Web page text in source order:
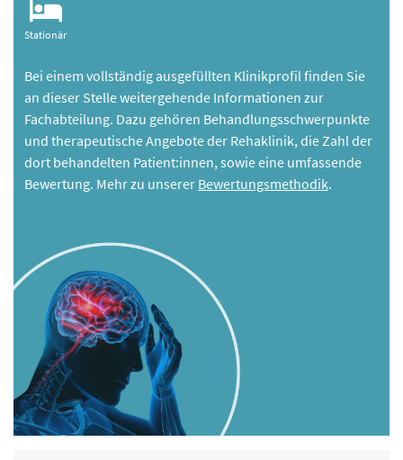
Stationär
Bei einem vollständig ausgefüllten Klinikprofil finden Sie
an dieser Stelle weitergehende Informationen zur
Fachabteilung. Dazu gehören Behandlungsschwerpunkte
und therapeutische Angebote der Rehaklinik, die Zahl der
dort behandelten Patient:innen, sowie eine umfassende
Bewertung. Mehr zu unserer Bewertungsmethodik.